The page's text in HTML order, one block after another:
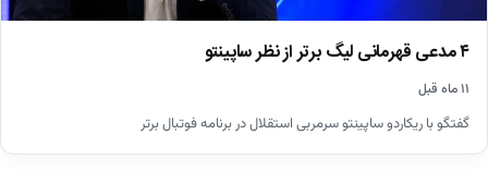
۴ مدعی قهرمانی لیگ برتر از نظر ساپینتو
۱۱ ماه قبل
گفتگو با ریکاردو ساپینتو سرمربی استقلال در برنامه فوتبال برتر